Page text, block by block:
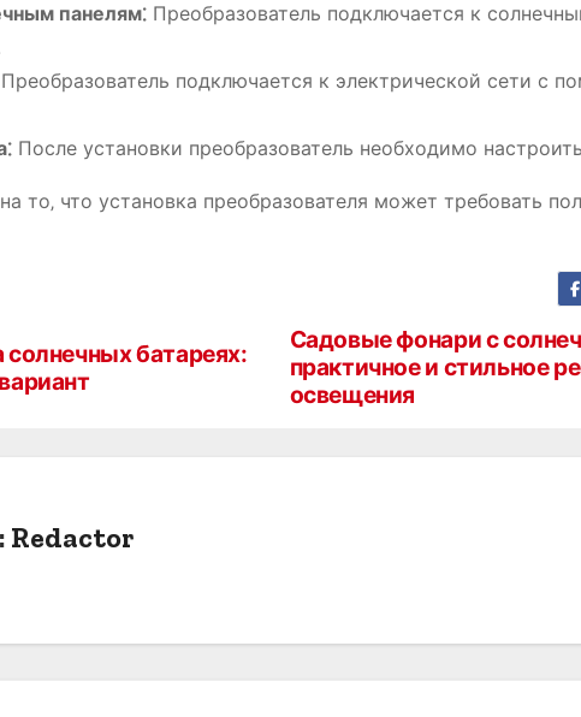
панелям⁚ Преобразователь подключается к
Преобразователь подключается к электрической сети с
После установки преобразователь необходимо
то‚ что установка преобразователя может требовать
Садовые фонари с
практичное и стильное
освещения
батареях:
Redactor